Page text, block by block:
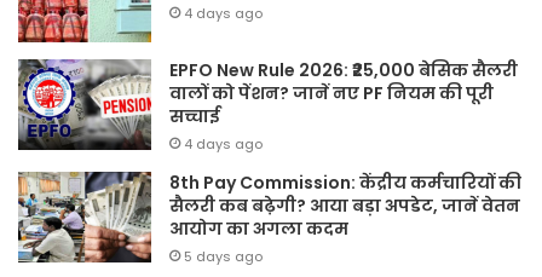
4 days ago
EPFO New Rule 2026: ₹25,000 बेसिक सैलरी
वालों को पेंशन? जानें नए PF नियम की पूरी
सच्चाई
4 days ago
8th Pay Commission: केंद्रीय कर्मचारियों की
सैलरी कब बढ़ेगी? आया बड़ा अपडेट, जानें वेतन
आयोग का अगला कदम
5 days ago